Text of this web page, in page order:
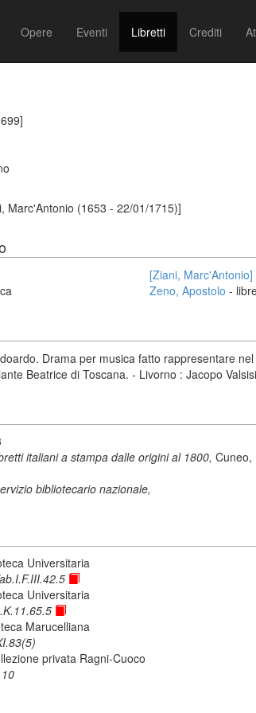
Opere Eventi Libretti Crediti
Marc'Antonio (1653 - 22/01/1715)]
[Ziani, Marc'Antonio]
Zeno, Apostolo -
Drama per musica fatto rappresentare
Beatrice di Toscana. - Livorno : Jacopo
italiani a stampa dalle origini al 1800, Cuneo,
bibliotecario nazionale,
Universitaria
Universitaria
Marucelliana
privata Ragni-Cuoco